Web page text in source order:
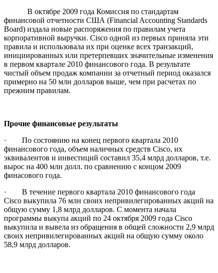
В октябре 2009 года Комиссия по стандартам
финансовой отчетности США (Financial Accounting Standards
Board) издала новые распоряжения по правилам учета
корпоративной выручки. Cisco одной из первых приняла эти
правила и использовала их при оценке всех транзакций,
инициированных или претерпевших значительные изменения
в первом квартале 2010 финансового года. В результате
чистый объем продаж компании за отчетный период оказался
примерно на 50 млн долларов выше, чем при расчетах по
прежним правилам.
Прочие финансовые результаты
· По состоянию на конец первого квартала 2010
финансового года, объем наличных средств Cisco, их
эквивалентов и инвестиций составил 35,4 млрд долларов, т.е.
вырос на 400 млн долл. по сравнению с концом 2009
финасового года.
· В течение первого квартала 2010 финансового года
Cisco выкупила 76 млн своих непривилегированных акций на
общую сумму 1,8 млрд долларов. С момента начала
программы выкупа акций по 24 октября 2009 года Cisco
выкупила и вывела из обращения в общей сложности 2,9 млрд
своих непривилегированных акций на общую сумму около
58,9 млрд долларов.